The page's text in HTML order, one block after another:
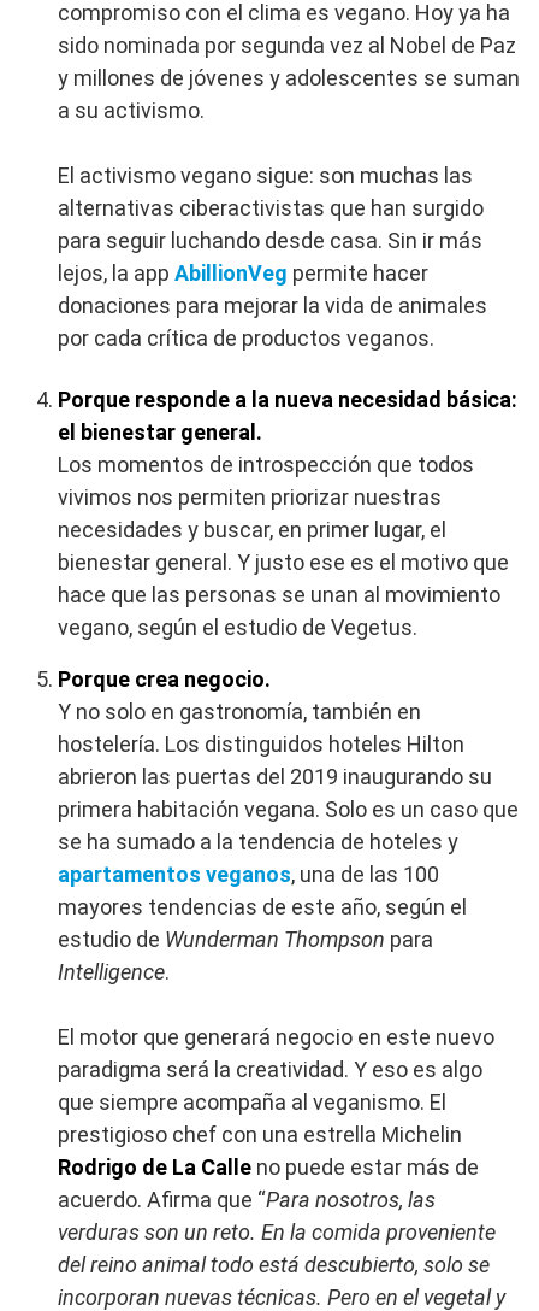
compromiso con el clima es vegano. Hoy ya ha
sido nominada por segunda vez al Nobel de Paz
y millones de jóvenes y adolescentes se suman
a su activismo.
El activismo vegano sigue: son muchas las
alternativas ciberactivistas que han surgido
para seguir luchando desde casa. Sin ir más
lejos, la app AbillionVeg permite hacer
donaciones para mejorar la vida de animales
por cada crítica de productos veganos.
Porque responde a la nueva necesidad básica:
el bienestar general.
Los momentos de introspección que todos
vivimos nos permiten priorizar nuestras
necesidades y buscar, en primer lugar, el
bienestar general. Y justo ese es el motivo que
hace que las personas se unan al movimiento
vegano, según el estudio de Vegetus.
Porque crea negocio.
Y no solo en gastronomía, también en
hostelería. Los distinguidos hoteles Hilton
abrieron las puertas del 2019 inaugurando su
primera habitación vegana. Solo es un caso que
se ha sumado a la tendencia de hoteles y
apartamentos veganos, una de las 100
mayores tendencias de este año, según el
estudio de Wunderman Thompson para
Intelligence.
El motor que generará negocio en este nuevo
paradigma será la creatividad. Y eso es algo
que siempre acompaña al veganismo. El
prestigioso chef con una estrella Michelin
Rodrigo de La Calle no puede estar más de
acuerdo. Afirma que “Para nosotros, las
verduras son un reto. En la comida proveniente
del reino animal todo está descubierto, solo se
incorporan nuevas técnicas. Pero en el vegetal y